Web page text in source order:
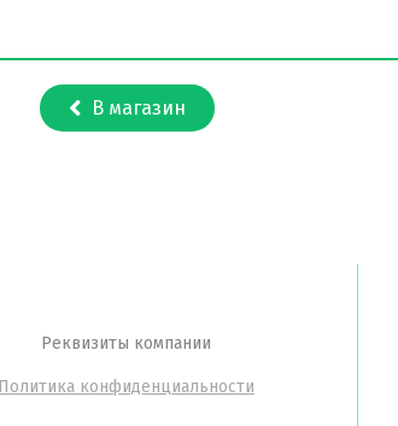
В магазин
Реквизиты компании
Политика конфиденциальности